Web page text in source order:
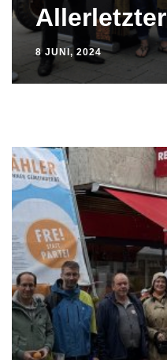
8 JUNI, 2024